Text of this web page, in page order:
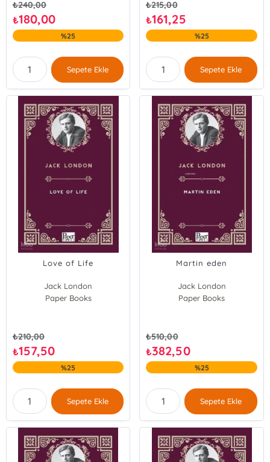
₺240,00
₺180,00
%25
Sepete Ekle
₺215,00
₺161,25
%25
Sepete Ekle
Love of Life
Jack London
Paper Books
₺210,00
₺157,50
%25
Sepete Ekle
Martin eden
Jack London
Paper Books
₺510,00
₺382,50
%25
Sepete Ekle